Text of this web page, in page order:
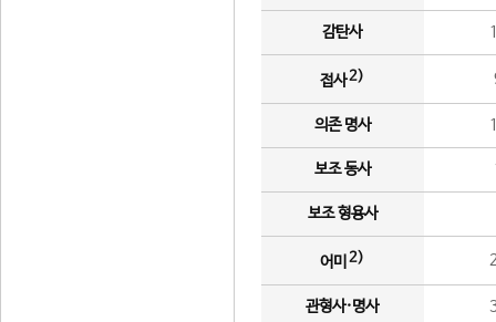
감탄사
접사2)
의존 명사
보조 동사
보조 형용사
어미 2)
관형사·명사